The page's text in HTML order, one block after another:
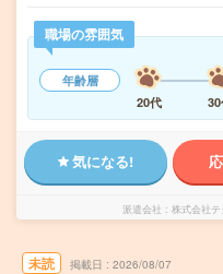
職場の雰囲気
年齢層
20代
気になる!
派遣会社 株式会社テ
未読 掲載日 2026/08/07